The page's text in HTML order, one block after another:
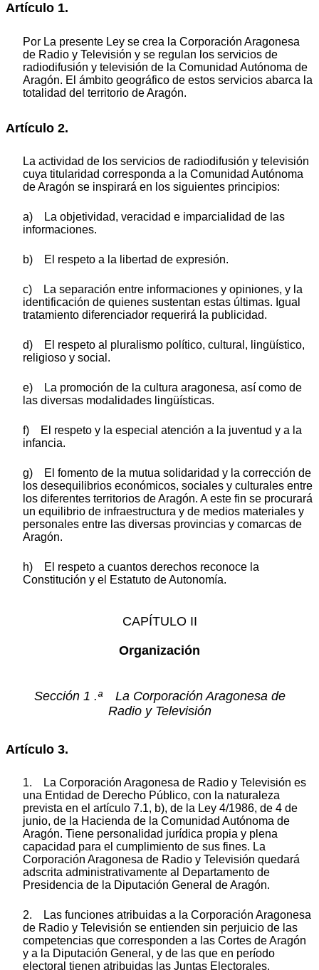
Artículo 1.
Por La presente Ley se crea la Corporación Aragonesa
de Radio y Televisión y se regulan los servicios de
radiodifusión y televisión de la Comunidad Autónoma de
Aragón. El ámbito geográfico de estos servicios abarca la
totalidad del territorio de Aragón.
Artículo 2.
La actividad de los servicios de radiodifusión y televisión
cuya titularidad corresponda a la Comunidad Autónoma
de Aragón se inspirará en los siguientes principios:
a) La objetividad, veracidad e imparcialidad de las
informaciones.
b) El respeto a la libertad de expresión.
c) La separación entre informaciones y opiniones, y la
identificación de quienes sustentan estas últimas. Igual
tratamiento diferenciador requerirá la publicidad.
d) El respeto al pluralismo político, cultural, lingüístico,
religioso y social.
e) La promoción de la cultura aragonesa, así como de
las diversas modalidades lingüísticas.
f) El respeto y la especial atención a la juventud y a la
infancia.
g) El fomento de la mutua solidaridad y la corrección de
los desequilibrios económicos, sociales y culturales entre
los diferentes territorios de Aragón. A este fin se procurará
un equilibrio de infraestructura y de medios materiales y
personales entre las diversas provincias y comarcas de
Aragón.
h) El respeto a cuantos derechos reconoce la
Constitución y el Estatuto de Autonomía.
CAPÍTULO II
Organización
Sección 1 .ª La Corporación Aragonesa de
Radio y Televisión
Artículo 3.
1. La Corporación Aragonesa de Radio y Televisión es
una Entidad de Derecho Público, con la naturaleza
prevista en el artículo 7.1, b), de la Ley 4/1986, de 4 de
junio, de la Hacienda de la Comunidad Autónoma de
Aragón. Tiene personalidad jurídica propia y plena
capacidad para el cumplimiento de sus fines. La
Corporación Aragonesa de Radio y Televisión quedará
adscrita administrativamente al Departamento de
Presidencia de la Diputación General de Aragón.
2. Las funciones atribuidas a la Corporación Aragonesa
de Radio y Televisión se entienden sin perjuicio de las
competencias que corresponden a las Cortes de Aragón
y a la Diputación General, y de las que en período
electoral tienen atribuidas las Juntas Electorales.